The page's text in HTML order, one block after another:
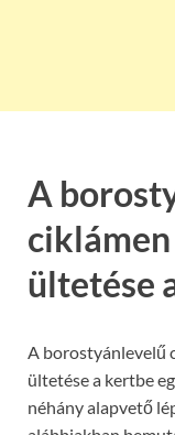
A
ültetése
A borostyánlevelű
ültetése a kertbe
néhány alapvető